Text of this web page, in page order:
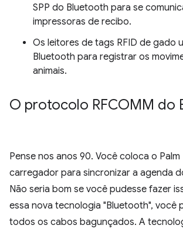
SPP do Bluetooth para se
impressoras de recibo.
Os leitores de tags RFID de gado
Bluetooth para registrar os
animais.
O protocolo RFCOMM do
Pense nos anos 90. Você coloca o Palm
carregador para sincronizar a agenda
Não seria bom se você pudesse fazer
essa nova tecnologia "Bluetooth", você
todos os cabos bagunçados. A